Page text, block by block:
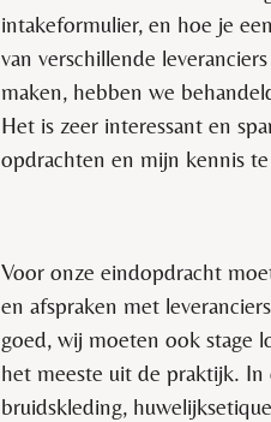
intakeformulier, en hoe je
van verschillende
maken, hebben we
Het is zeer interessant en
opdrachten en mijn kennis
Voor onze eindopdracht
en afspraken met
goed, wij moeten ook stage
het meeste uit de praktijk.
bruidskleding,